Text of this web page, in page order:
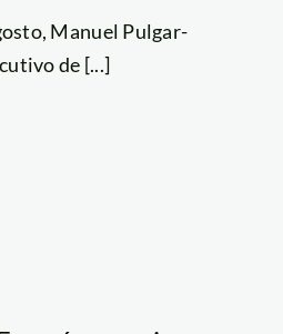
Manuel Pulgar-
de [...]